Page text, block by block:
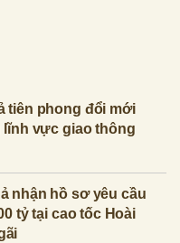
tiên phong đổi mới
vực giao thông
nhận hồ sơ yêu cầu
tỷ tại cao tốc Hoài